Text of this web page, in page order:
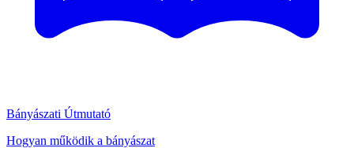
Bányászati Útmutató
Hogyan működik a bányászat